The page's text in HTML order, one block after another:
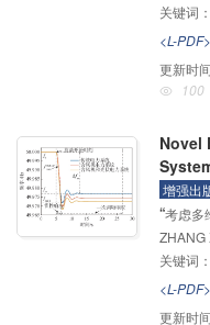
知识图
架，为
关键词：
<L-PDF>
更新时
100
Novel
增强出
“考虑多
方法，
CP-
的评估
低、耗
ZHANG
关键词：
<L-PDF>
更新时